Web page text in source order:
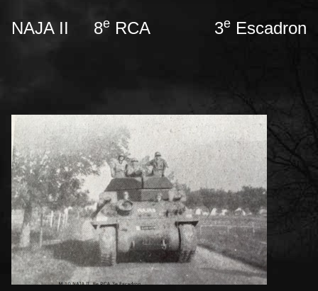
NAJA II 8e RCA 3e Escadron